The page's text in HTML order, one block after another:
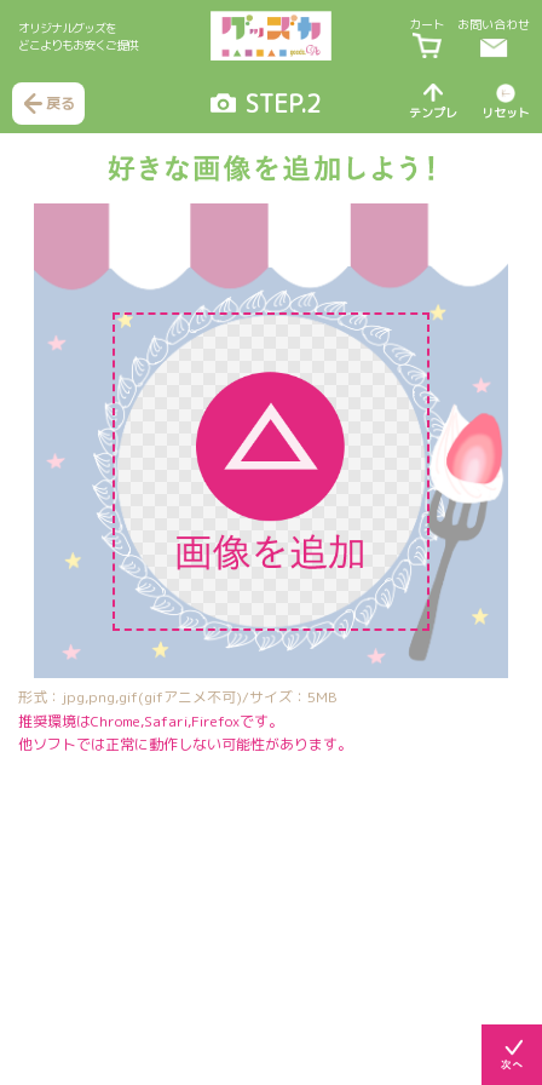
オリジナルグッズを
どこよりもお安くご提供
カート お問い合わせ
戻る STEP.2 テンプレ リセット
形式：jpg,png,gif(gifアニメ不可)/サイズ：5MB
推奨環境はChrome,Safari,Firefoxです。
他ソフトでは正常に動作しない可能性があります。